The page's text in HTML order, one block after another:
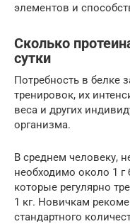
элементов и
Сколько
сутки
Потребность в белке
тренировок, их
веса и других
организма.
В среднем человеку,
необходимо около 1 г
которые регулярно
1 кг. Новичкам
стандартного